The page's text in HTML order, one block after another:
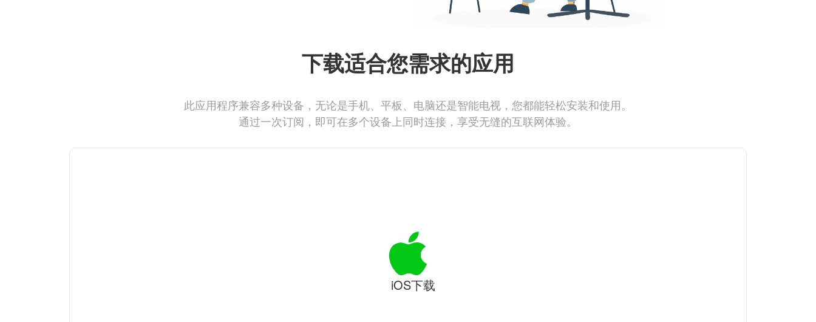
下载适合您需求的应用
此应用程序兼容多种设备，无论是手机、平板、电脑还是智能电视，您都能轻松安装和使用。
通过一次订阅，即可在多个设备上同时连接，享受无缝的互联网体验。
iOS下载